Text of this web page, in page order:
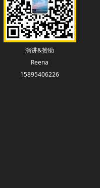
演讲&赞助
Reena
15895406226